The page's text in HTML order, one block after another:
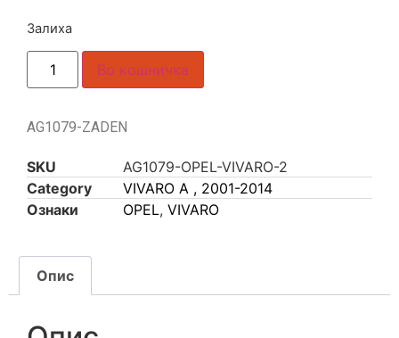
Залиха
Во кошничка
AG1079-ZADEN
SKU
AG1079-OPEL-VIVARO-2
Category
VIVARO A , 2001-2014
Ознаки
OPEL, VIVARO
Опис